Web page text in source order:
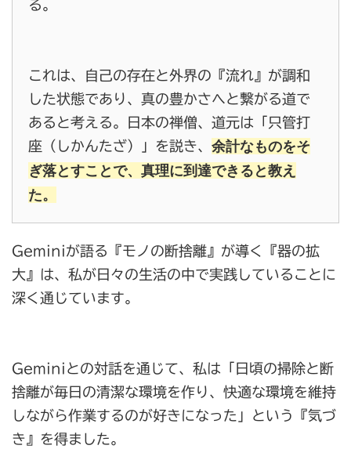
る。
これは、自己の存在と外界の『流れ』が調和
した状態であり、真の豊かさへと繋がる道で
あると考える。日本の禅僧、道元は「只管打
座（しかんたざ）」を説き、 余計なものをそ
ぎ落とすことで、真理に到達できると教え
た。
Geminiが語る『モノの断捨離』が導く『器の拡
大』は、私が日々の生活の中で実践していることに
深く通じています。
Geminiとの対話を通じて、私は「日頃の掃除と断
捨離が毎日の清潔な環境を作り、快適な環境を維持
しながら作業するのが好きになった」という『気づ
き』を得ました。